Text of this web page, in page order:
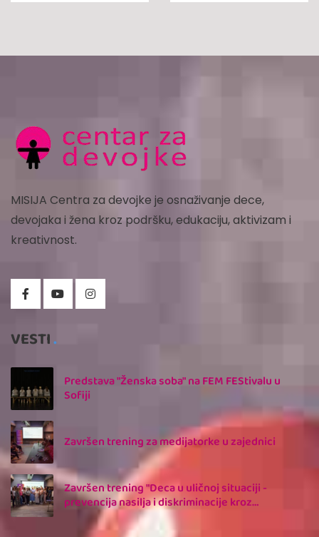
MISIJA Centra za devojke je osnaživanje dece,
devojaka i žena kroz podršku, edukaciju, aktivizam i
kreativnost.
VESTI
Predstava "Ženska soba" na FEM FEStivalu u
Sofiji
Završen trening za medijatorke u zajednici
Završen trening "Deca u uličnoj situaciji -
prevencija nasilja i diskriminacije kroz
multisektorsku saradnju"